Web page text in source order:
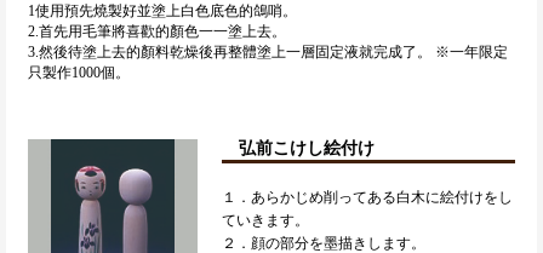
1使用預先燒製好並塗上白色底色的鴿哨。
2.首先用毛筆將喜歡的顏色一一塗上去。
3.然後待塗上去的顏料乾燥後再整體塗上一層固定液就完成了。 ※一年限定
只製作1000個。
弘前こけし絵付け
１．あらかじめ削ってある白木に絵付けをし
ていきます。
２．顔の部分を墨描きします。